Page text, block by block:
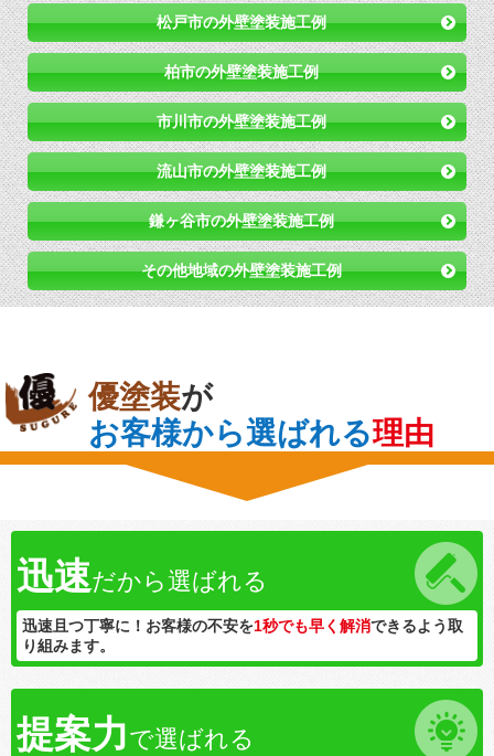
松戸市の外壁塗装施工例
柏市の外壁塗装施工例
市川市の外壁塗装施工例
流山市の外壁塗装施工例
鎌ヶ谷市の外壁塗装施工例
その他地域の外壁塗装施工例
優塗装が
お客様から選ばれる理由
迅速だから選ばれる
迅速且つ丁寧に！お客様の不安を1秒でも早く解消できるよう取
り組みます。
提案力で選ばれる